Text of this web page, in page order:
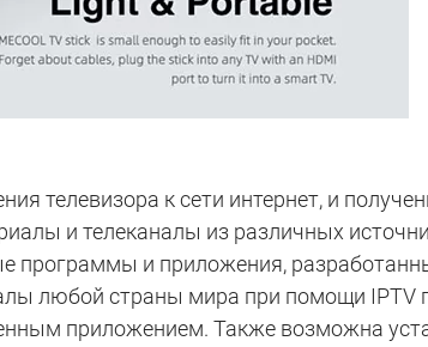
телевизора к сети интернет, и
и телеканалы из различных
программы и приложения,
любой страны мира при помощи
приложением. Также возможна